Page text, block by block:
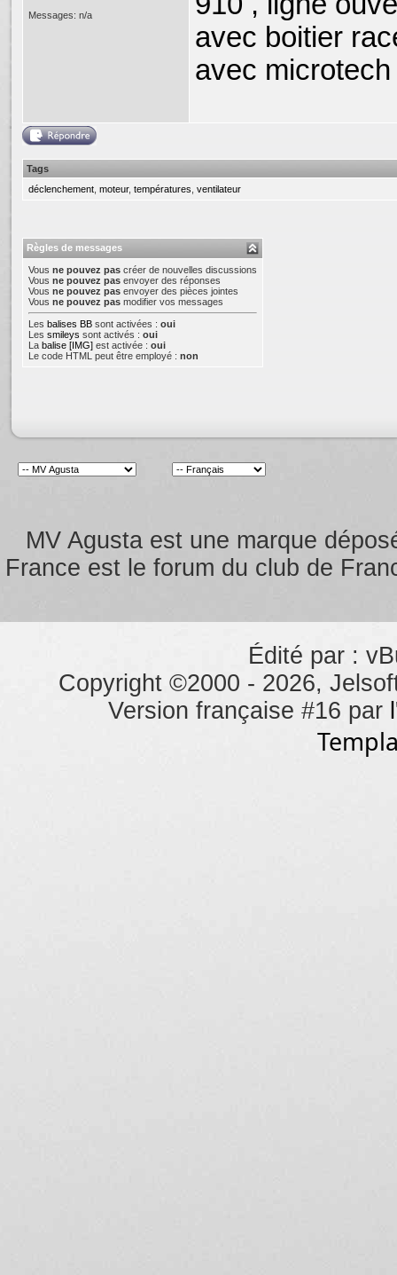
Messages: n/a
avec boitier
avec microtech
Tags
déclenchement moteur, températures ventilateur
Règles de messages
Vous ne pouvez pas créer de nouvelles discussions
Vous ne pouvez pas envoyer des réponses
Vous ne pouvez pas envoyer des pièces jointes
Vous ne pouvez pas modifier vos messages
Les balises BB sont activées : oui
Les smileys sont activés : oui
La balise [IMG] est activée : oui
Le code HTML peut être employé : non
MV Agusta est une marque
France est le forum du club de
Édité par :
Copyright ©2000 - 2026,
Version française #16 par